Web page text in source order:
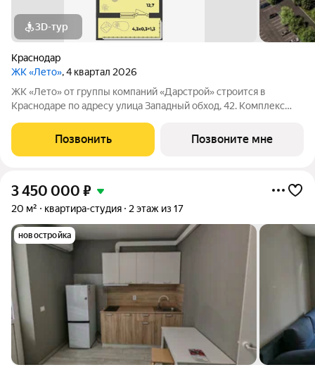
3D-тур
Краснодар
ЖК «Лето», 4 квартал 2026
ЖК «Лето» от группы компаний «Дарстрой» строится в
Краснодаре по адресу улица Западный обход, 42. Комплекс
паркингом и торговыми площадями. Сроки сдачи этапов
строительства с 2024 по 2026 год. В ЖК
Позвонить Позвоните мне
3 450 000 ₽
20 м² квартира-студия 2 этаж из 17
новостройка